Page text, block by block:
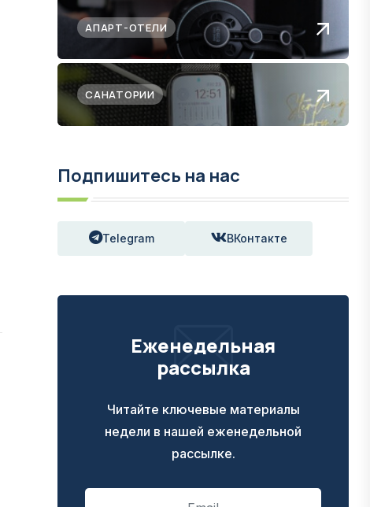
АПАРТ-ОТЕЛИ
САНАТОРИИ
Подпишитесь на нас
Telegram ВКонтакте
Еженедельная
рассылка
Читайте ключевые материалы
недели в нашей еженедельной
рассылке.